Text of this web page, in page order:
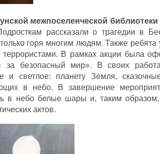
межпоселенческой библиотеки
рассказали о трагедии в
горя многим людям. Также ребята
террористами. В рамках акции была
за безопасный мир». В своих
и светлое: планету Земля,
в небо. В завершение
в небо белые шары и, таким образом,
актов.